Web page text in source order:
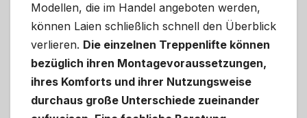
Modellen, die im Handel angeboten werden,
können Laien schließlich schnell den Überblick
verlieren. Die einzelnen Treppenlifte können
bezüglich ihren Montagevoraussetzungen,
ihres Komforts und ihrer Nutzungsweise
durchaus große Unterschiede zueinander